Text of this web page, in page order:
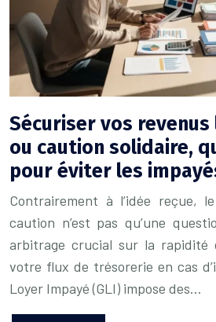
Sécuriser vos revenus
ou caution solidaire,
pour éviter les
Contrairement à l’idée reçue,
caution n’est pas qu’une
arbitrage crucial sur la rapidité
votre flux de trésorerie en cas
Loyer Impayé (GLI) impose des…